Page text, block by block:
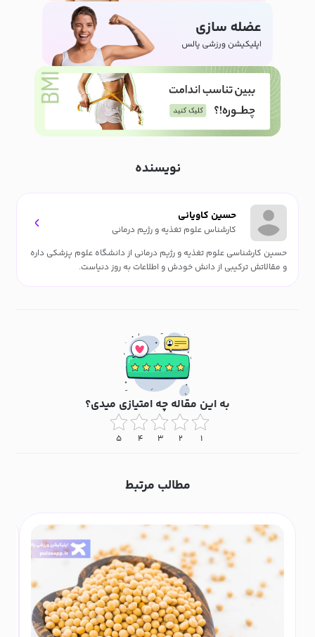
نویسنده
حسین کاویانی
کارشناس علوم تغذیه و رژیم درمانی
حسین کارشناسی علوم تغذیه و رژیم درمانی از دانشگاه علوم پزشکی داره
و مقالاتش ترکیبی از دانش خودش و اطلاعات به روز دنیاست.
به این مقاله چه امتیازی میدی؟
۱ ۲ ۳ ۴ ۵
مطالب مرتبط